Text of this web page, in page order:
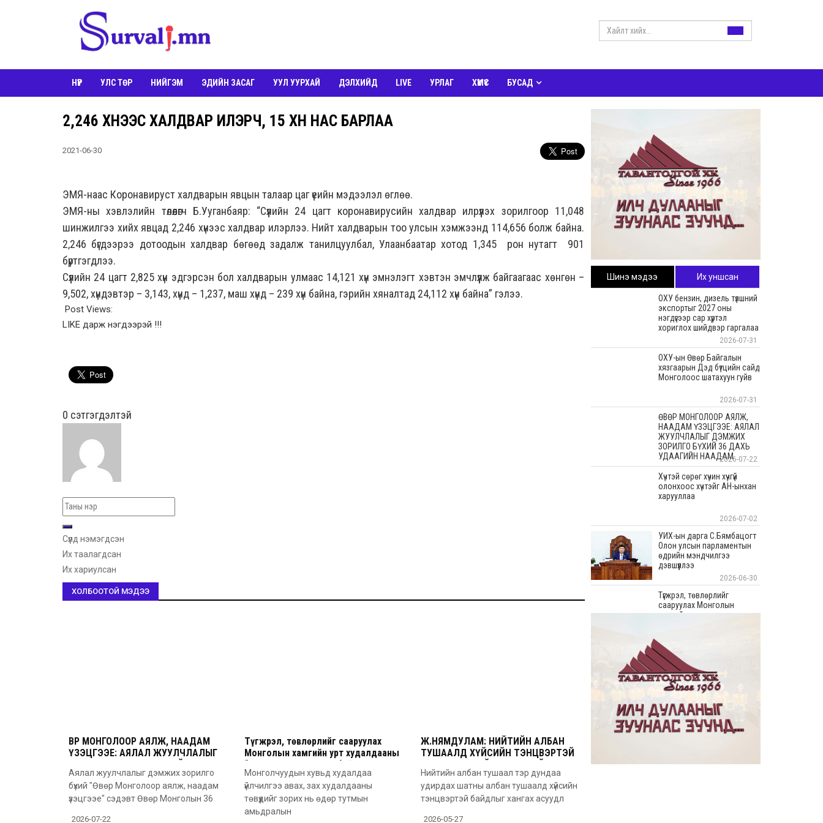
НҮҮР УЛС ТӨР НИЙГЭМ ЭДИЙН ЗАСАГ УУЛ УУРХАЙ ДЭЛХИЙД LIVE УРЛАГ ХҮМҮҮС БУСАД
2,246 ХҮНЭЭС ХАЛДВАР ИЛЭРЧ, 15 ХҮН НАС БАРЛАА
2021-06-30
ЭМЯ-наас Коронавируст халдварын явцын талаар цаг үеийн мэдээлэл өглөө.
ЭМЯ-ны хэвлэлийн төлөөлөгч Б.Ууганбаяр: “Сүүлийн 24 цагт коронавирусийн халдвар илрүүлэх зорилгоор 11,048
шинжилгээ хийх явцад 2,246 хүнээс халдвар илэрлээ. Нийт халдварын тоо улсын хэмжээнд 114,656 болж байна.
2,246 бүгдээрээ дотоодын халдвар бөгөөд задалж танилцуулбал, Улаанбаатар хотод 1,345 рон нутагт 901
бүртгэгдлээ.
Сүүлийн 24 цагт 2,825 хүн эдгэрсэн бол халдварын улмаас 14,121 хүн эмнэлэгт хэвтэн эмчлүүлж байгаагаас хөнгөн –
9,502, хүндэвтэр – 3,143, хүнд – 1,237, маш хүнд – 239 хүн байна, гэрийн хяналтад 24,112 хүн байна” гэлээ.
Post Views:
LIKE дарж нэгдээрэй !!!
0 cэтгэгдэлтэй
Сүүлд нэмэгдсэн
Их таалагдсан
Их хариулсан
ХОЛБООТОЙ МЭДЭЭ
ӨВӨР МОНГОЛООР АЯЛЖ, НААДАМ
ҮЗЭЦГЭЭЕ: АЯЛАЛ ЖУУЛЧЛАЛЫГ
ДЭМЖИХ ЗОРИЛГО БҮХИЙ 36 ДАХЬ
УДААГИЙН НААДАМ
Аялал жуулчлалыг дэмжих зорилго
бүхий "Өвөр Монголоор аялж, наадам
үзэцгээе" сэдэвт Өвөр Монголын 36
2026-07-22
Түгжрэл, төвлөрлийг сааруулах
Монголын хамгийн урт худалдааны
“Цонжин Зах”-ын талбайн
борлуулалт эхэллээ
Монголчуудын хувьд худалдаа
үйлчилгээ авах, зах худалдааны
төвүүдийг зорих нь өдөр тутмын
амьдралын
Ж.НЯМДУЛАМ: НИЙТИЙН АЛБАН
ТУШААЛД ХҮЙСИЙН ТЭНЦВЭРТЭЙ
ТОМИЛГОО ХИЙХ ХЭРЭГТЭЙ
Нийтийн албан тушаал тэр дундаа
удирдах шатны албан тушаалд хүйсийн
тэнцвэртэй байдлыг хангах асуудл
2026-05-27
Шинэ мэдээ Их уншсан
ОХУ бензин, дизель түлшний
экспортыг 2027 оны
нэгдүгээр сар хүртэл
хориглох шийдвэр гаргалаа
2026-07-31
ОХУ-ын Өвөр Байгалын
хязгаарын Дэд бүтцийн сайд
Монголоос шатахуун гуйв
2026-07-31
ӨВӨР МОНГОЛООР АЯЛЖ,
НААДАМ ҮЗЭЦГЭЭЕ: АЯЛАЛ
ЖУУЛЧЛАЛЫГ ДЭМЖИХ
ЗОРИЛГО БҮХИЙ 36 ДАХЬ
УДААГИЙН НААДАМ2026-07-22
Хүчтэй сөрөг хүчин хүчгүй
олонхоос хүчтэйг АН-ынхан
харууллаа
2026-07-02
УИХ-ын дарга С.Бямбацогт
Олон улсын парламентын
өдрийн мэндчилгээ
дэвшүүллээ
2026-06-30
Түгжрэл, төвлөрлийг
сааруулах Монголын
хамгийн урт худалдааны
“Эрдэнэс Тавантолгой” ХК
Бортээгийн ордын нээлтийг
хийж, олборлолтын ажлыг
эхлүүллээ
Иргэдийн хяналт,
оролцооны үр дүнд
авлигатай тэмцэх, төрийн
сайжруулах боломжтой гэв
2026-06-22